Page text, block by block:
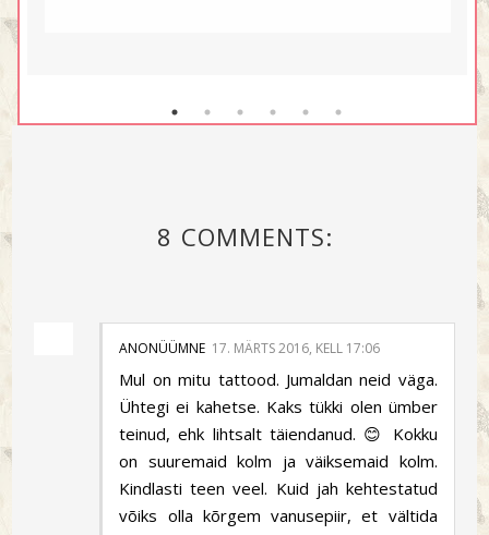
8 COMMENTS:
ANONÜÜMNE 17. MÄRTS 2016, KELL 17:06
Mul on mitu tattood. Jumaldan neid väga.
Ühtegi ei kahetse. Kaks tükki olen ümber
teinud, ehk lihtsalt täiendanud. 😊 Kokku
on suuremaid kolm ja väiksemaid kolm.
Kindlasti teen veel. Kuid jah kehtestatud
võiks olla kõrgem vanusepiir, et vältida